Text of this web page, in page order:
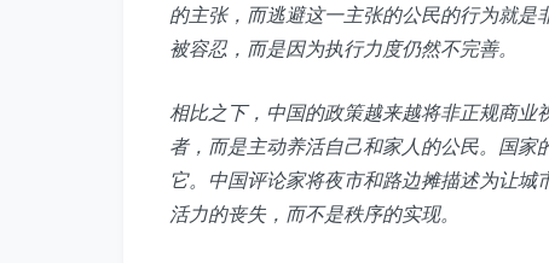
的主张，而逃避这一主张的公民的行为就
被容忍，而是因为执行力度仍然不完善。
相比之下，中国的政策越来越将非正规商
者，而是主动养活自己和家人的公民。国
它。中国评论家将夜市和路边摊描述为让城
活力的丧失，而不是秩序的实现。